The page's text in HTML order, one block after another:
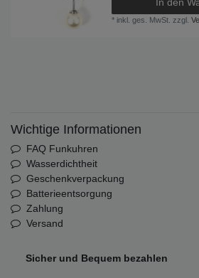
* inkl. ges. MwSt. zzgl.
Wichtige Informationen
FAQ Funkuhren
Wasserdichtheit
Geschenkverpackung
Batterieentsorgung
Zahlung
Versand
Sicher und Bequem bezahlen